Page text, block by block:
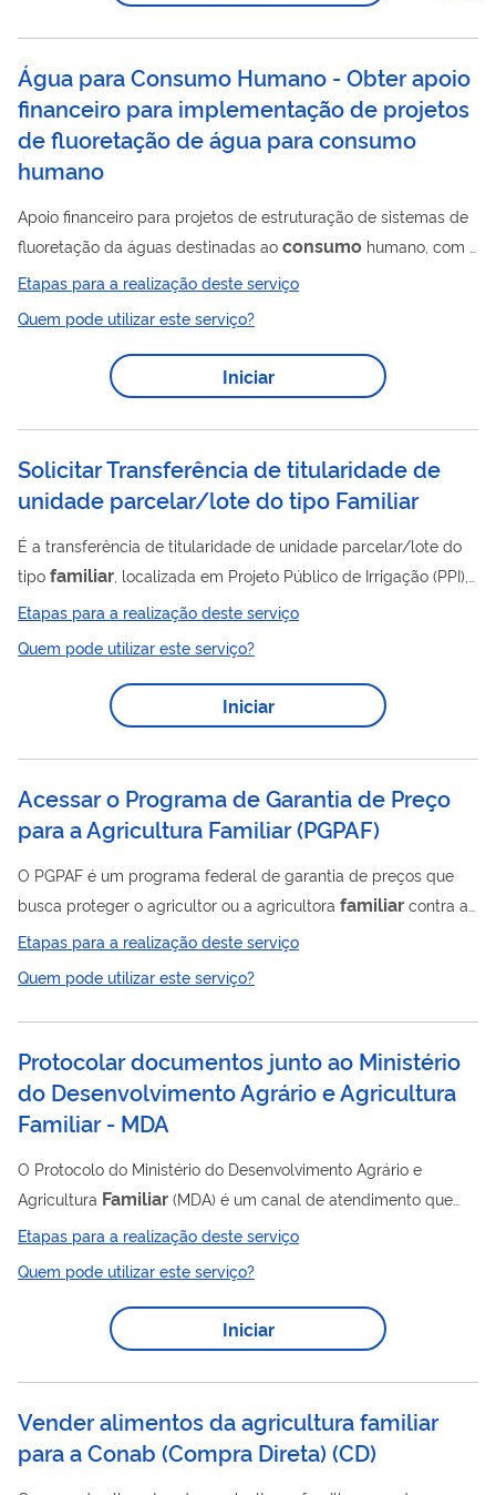
Água para Consumo Humano - Obter apoio
financeiro para implementação de projetos
de fluoretação de água para consumo
humano
Apoio financeiro para projetos de estruturação de sistemas de
fluoretação da águas destinadas ao consumo humano, com o
objetivo de adequar os sistemas e as soluções alternativas
coletivas de abastecimento aos teores de flúor permitidos,
conforme o padrão de potabilidade estabelecido na legislação
vigente. A iniciativa visa à promoção da saúde pública e à
prevenção de doenças por meio do controle adequado da
Foto: Controle de dosagem de...
Etapas para a realização deste serviço
Quem pode utilizar este serviço?
Iniciar
Solicitar Transferência de titularidade de
unidade parcelar/lote do tipo Familiar
É a transferência de titularidade de unidade parcelar/lote do
tipo familiar , localizada em Projeto Público de Irrigação (PPI),
mediante autorização da Codevasf. Para fazer a transferência
Públicos de Irrigação, o proprietário da unidade parcelar/lote
deverá, obrigatoriamente, obter autorização da Codevasf.
Etapas para a realização deste serviço
Quem pode utilizar este serviço?
Iniciar
Acessar o Programa de Garantia de Preço
para a Agricultura Familiar(PGPAF)
O PGPAF é um programa federal de garantia de preços que
busca proteger o agricultor ou a agricultora familiar contra a
queda nos preços de mercado abaixo do custo de produção.
Assim, tem o objetivo de assegurar a remuneração dos custos
de produção aos agricultores familiares com financiamento no
garantia consiste na concessão de bônus de desconto
representativo do...
Etapas para a realização deste serviço
Quem pode utilizar este serviço?
Protocolar documentos junto ao Ministério
do Desenvolvimento Agrário e Agricultura
Familiar - MDA
O Protocolo do Ministério do Desenvolvimento Agrário e
Agricultura Familiar (MDA) é um canal de atendimento que
possibilita o envio de solicitações, requerimentos, pedidos e
documentos em geral de forma eletrônica, sem a necessidade
de deslocamento presencial ao setor de Protocolo ou o envio
de correspondência postal.
Etapas para a realização deste serviço
Quem pode utilizar este serviço?
Iniciar
Vender alimentos da agricultura familiar
para a Conab (Compra Direta) (CD)